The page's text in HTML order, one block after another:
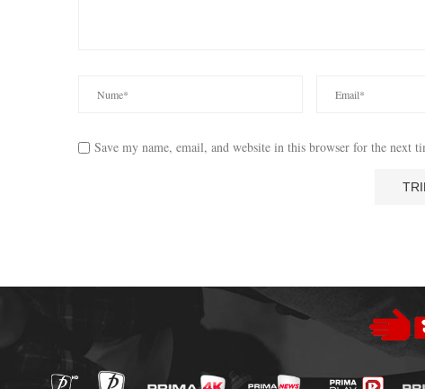
Save my name, email, and website in this browser for the next